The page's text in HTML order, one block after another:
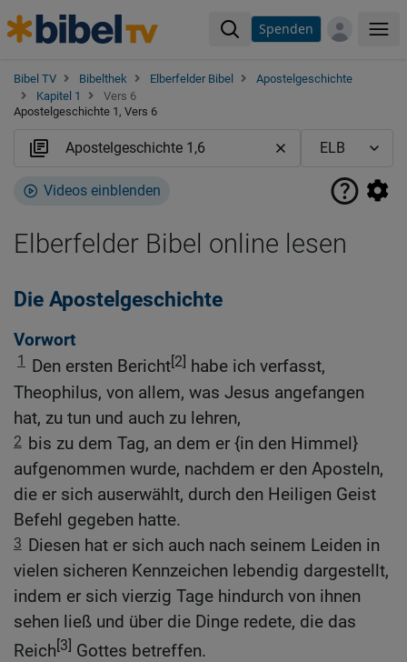
Spenden
Bibel TV Bibelthek Elberfelder Bibel
Apostelgeschichte
Kapitel 1
Vers 6
Apostelgeschichte 1, Vers 6
Videos einblenden
Elberfelder Bibel online lesen
Die Apostelgeschichte
Vorwort
1 Den ersten Bericht[2] habe ich verfasst,
Theophilus, von allem, was Jesus angefangen
hat, zu tun und auch zu lehren,
2 bis zu dem Tag, an dem er {in den Himmel}
aufgenommen wurde, nachdem er den Aposteln,
die er sich auserwählt, durch den Heiligen Geist
Befehl gegeben hatte.
3 Diesen hat er sich auch nach seinem Leiden in
vielen sicheren Kennzeichen lebendig dargestellt,
indem er sich vierzig Tage hindurch von ihnen
sehen ließ und über die Dinge redete, die das
Reich[3] Gottes betreffen.